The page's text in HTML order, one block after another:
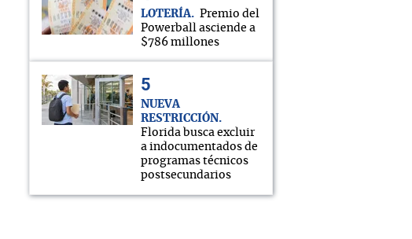
LOTERÍA
Premio del
Powerball asciende a
$786 millones
NUEVA
RESTRICCIÓN
Florida busca excluir
a indocumentados de
programas técnicos
postsecundarios